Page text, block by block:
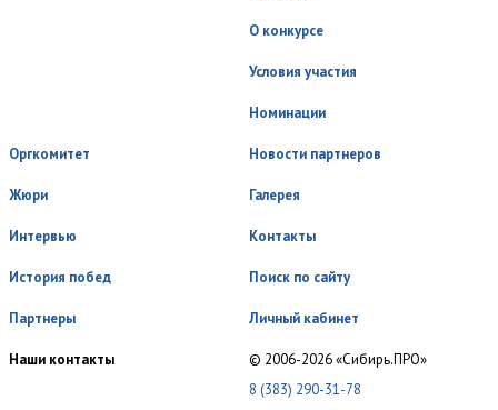
О конкурсе
Условия участия
Номинации
Оргкомитет
Жюри
Интервью
История побед
Партнеры
Новости партнеров
Галерея
Контакты
Поиск по сайту
Личный кабинет
Наши контакты
© 2006-2026 «Сибирь.ПРО»
8 (383) 290-31-78